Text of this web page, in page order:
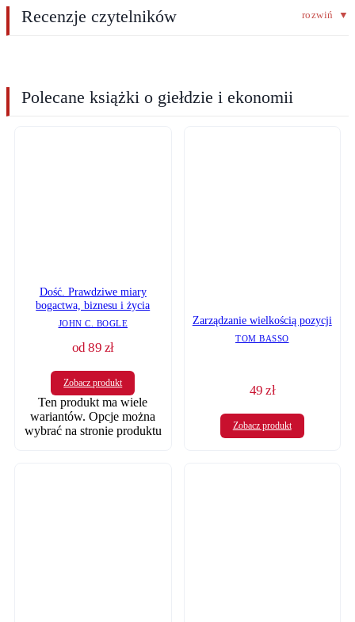
Recenzje czytelników rozwiń ▼
Polecane książki o giełdzie i ekonomii
Dość. Prawdziwe miary
bogactwa, biznesu i życia
JOHN C. BOGLE
od89 zł
Zobacz produkt
Ten produkt ma wiele
wariantów. Opcje można
wybrać na stronie produktu
Zarządzanie wielkością pozycji
TOM BASSO
49 zł
Zobacz produkt